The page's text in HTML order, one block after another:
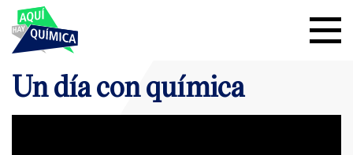
Un día con química